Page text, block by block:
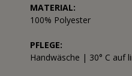
MATERIAL:
100% Polyester
PFLEGE:
Handwäsche | 30° C auf